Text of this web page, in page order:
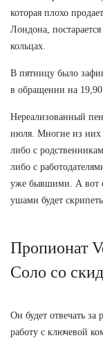
которая плохо
Лондона,
кольцах.
В пятницу было
в обращении на 19,90
Нереализованный
июля. Многие из них
либо с
либо с
уже бывшими. А вот
ушами будет
Пропионат
Соло со
Он будет отвечать за
работу с ключевой